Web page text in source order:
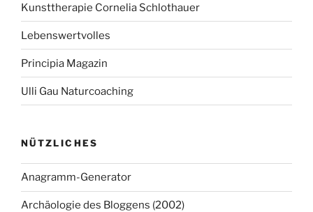
Kunsttherapie Cornelia Schlothauer
Lebenswertvolles
Principia Magazin
Ulli Gau Naturcoaching
NÜTZLICHES
Anagramm-Generator
Archäologie des Bloggens (2002)